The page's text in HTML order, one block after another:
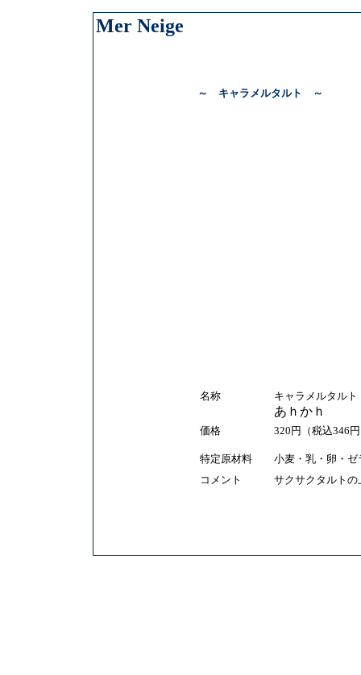
Mer Neige
～ キャラメルタルト ～
名称 キャラメルタルト
あｈかｈ
価格 320円（税込346
特定原材料
小麦・乳・卵・
コメント
サクサクタルト